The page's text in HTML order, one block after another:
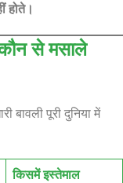
होते।
से मसाले
बावली पूरी दुनिया में
किसमें इस्तेमाल